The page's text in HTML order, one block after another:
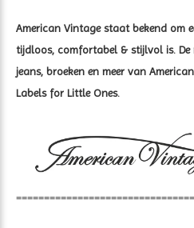
American Vintage staat bekend om
tijdloos, comfortabel & stijlvol is. De
jeans, broeken en meer van
Labels for Little Ones.
================================